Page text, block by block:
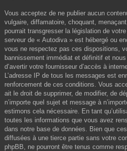
Vous acceptez de ne publier aucun
vulgaire, diffamatoire, choquant,
pourrait transgresser la législation de
serveur de « Autodiva » est hébergé ou
vous ne respectez pas ces dispositions,
bannissement immédiat et définitif et
d’avertir votre fournisseur d’accès à
L’adresse IP de tous les messages est
renforcement de ces conditions. Vous
ait le droit de supprimer, de modifier, de
n’importe quel sujet et message à
estimons cela nécessaire. En tant
toutes les informations que vous avez
dans notre base de données. Bien que
diffusées à une tierce partie sans votre
phpBB, ne pourront être tenus comme